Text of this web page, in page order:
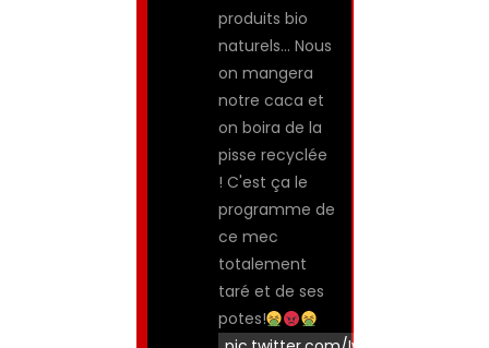
produits bio
naturels… Nous
on mangera
notre caca et
on boira de la
pisse recyclée
! C'est ça le
programme de
ce mec
totalement
taré et de ses
potes!